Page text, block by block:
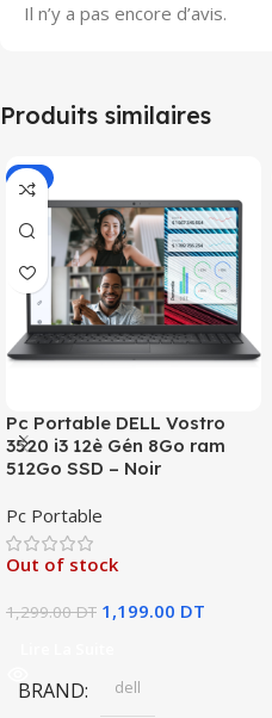
Il n’y a pas encore d’avis.
Produits similaires
-8%
Pc Portable DELL Vostro
3520 i3 12è Gén 8Go ram
512Go SSD – Noir
Pc Portable
Out of stock
1,299.00DT 1,199.00 DT
BRAND dell